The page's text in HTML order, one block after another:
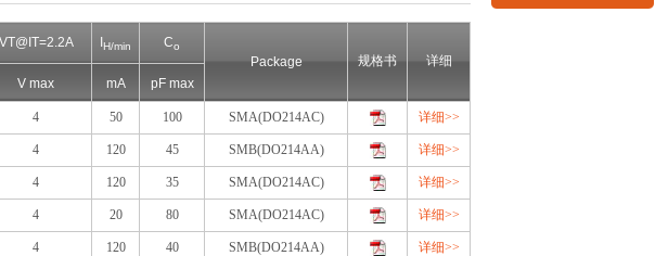
VT@IT=2.2A
V max
H/min
mA
Co
pF max
Package 规格书 详细
4 50 100 SMA(DO214AC) 详细>>
4 120 45 SMB(DO214AA) 详细>>
4 120 35 SMA(DO214AC) 详细>>
4 20 80 SMA(DO214AC) 详细>>
4 120 40 SMB(DO214AA) 详细>>